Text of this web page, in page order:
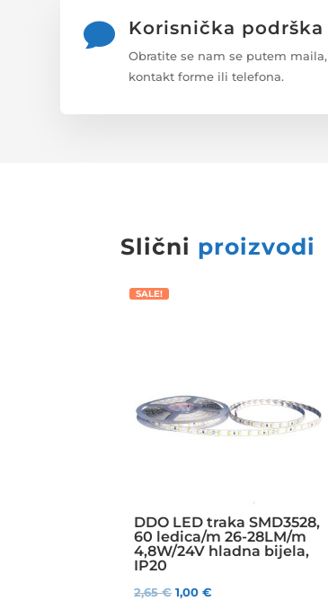
 Korisnička podrška
Obratite se nam se putem maila,
kontakt forme ili telefona.
Slični proizvodi
SALE!
DDO LED traka SMD3528,
60 ledica/m 26-28LM/m
4,8W/24V hladna bijela,
IP20
2,65€ 1,00€